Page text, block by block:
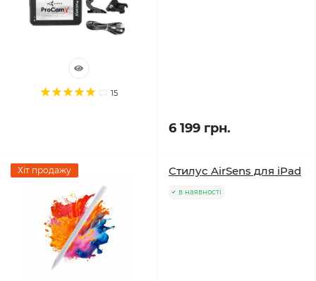
15
6 199 грн.
Хіт продажу Стилус AirSens для iPad
в наявності